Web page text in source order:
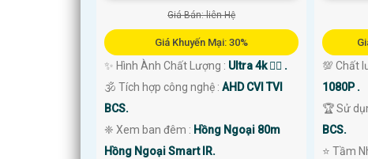
Giá Bán: liên Hệ
Giá Khuyến Mại: 30%
✨ Hình Ành Chất Lượng : Ultra 4k 👍🏾 .
🕉️ Tích hợp công nghệ : AHD CVI TVI
BCS.
❈ Xem ban đêm : Hồng Ngoại 80m
Hồng Ngoại Smart IR.
💯 Chất
1080P .
🏆 Sử
BCS.
⭐ Tầm